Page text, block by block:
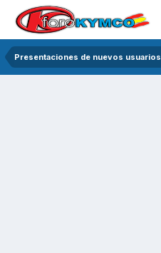
Presentaciones de nuevos usuarios